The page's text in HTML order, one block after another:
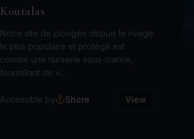
Koutalas
Notre site de plongée depuis le rivage
le plus populaire et protégé est
comme une nurserie sous-marine,
fourmillant de v...
Accessible by Shore View